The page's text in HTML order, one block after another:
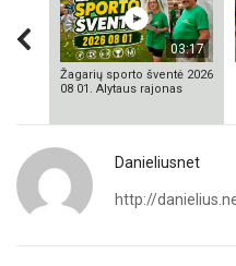
03:17
Žagarių sporto šventė 2026
08 01. Alytaus rajonas
Danieliusnet
http://